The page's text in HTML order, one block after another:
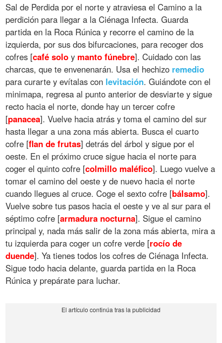
Sal de Perdida por el norte y atraviesa el Camino a la
perdición para llegar a la Ciénaga Infecta. Guarda
partida en la Roca Rúnica y recorre el camino de la
izquierda, por sus dos bifurcaciones, para recoger dos
cofres [café solo y manto fúnebre]. Cuidado con las
charcas, que te envenenarán. Usa el hechizo remedio
para curarte y evítalas con levitación. Guiándote con el
minimapa, regresa al punto anterior de desviarte y sigue
recto hacia el norte, donde hay un tercer cofre
[panacea]. Vuelve hacia atrás y toma el camino del sur
hasta llegar a una zona más abierta. Busca el cuarto
cofre [flan de frutas] detrás del árbol y sigue por el
oeste. En el próximo cruce sigue hacia el norte para
coger el quinto cofre [colmillo maléfico]. Luego vuelve a
tomar el camino del oeste y de nuevo hacia el norte
cuando llegues al cruce. Coge el sexto cofre [bálsamo].
Vuelve sobre tus pasos hacia el oeste y ve al sur para el
séptimo cofre [armadura nocturna]. Sigue el camino
principal y, nada más salir de la zona más abierta, mira a
tu izquierda para coger un cofre verde [rocío de
duende]. Ya tienes todos los cofres de Ciénaga Infecta.
Sigue todo hacia delante, guarda partida en la Roca
Rúnica y prepárate para luchar.